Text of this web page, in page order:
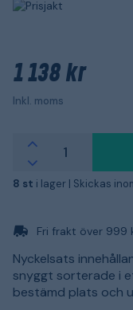
1 138 kr
Inkl. moms
8 st i lager | Skickas
Fri frakt över 999
Nyckelsats
snyggt sorterade i
bestämd plats och